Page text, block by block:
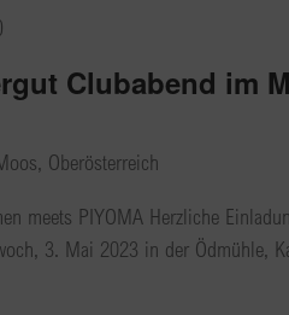
Clubabend im
Oberösterreich
meets PIYOMA Herzliche
3. Mai 2023 in der Ödmühle,